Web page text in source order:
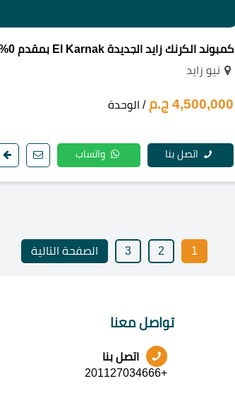
كمبوند الكرنك زايد الجديدة El Karnak بمقدم 0%
نيو زايد
4,500,000 ج.م / الوحدة
اتصل بنا واتساب
1
2
3 الصفحة التالية
تواصل معنا
اتصل بنا
+201127034666